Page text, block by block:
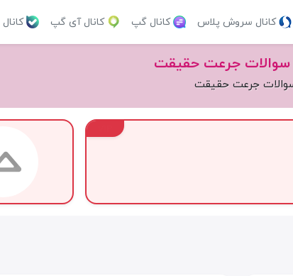
کانال سروش پلاس کانال گپ کانال آی گپ کانال
سوالات جرعت حقیقت
سوالات جرعت حقیقت